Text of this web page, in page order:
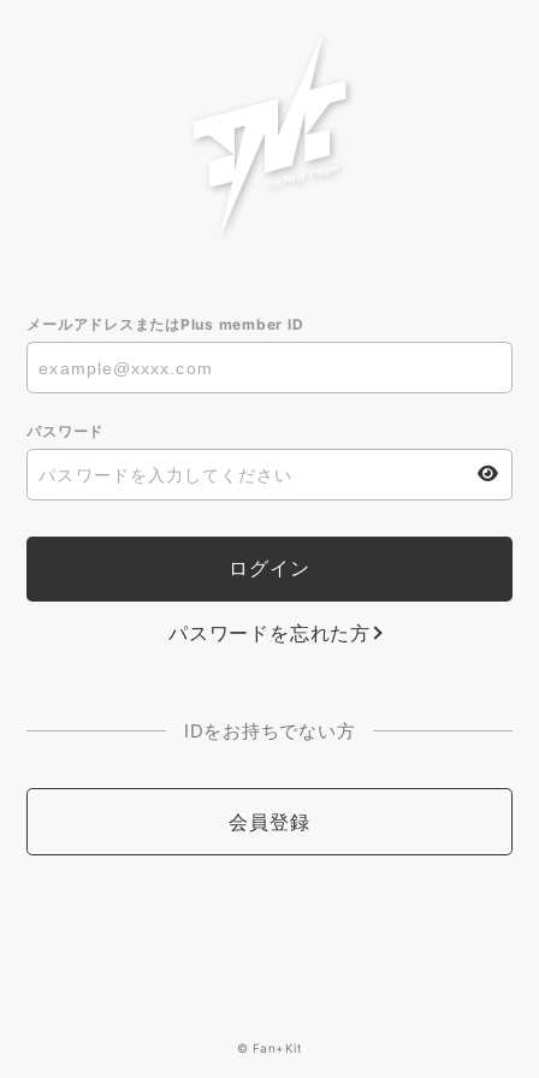
メールアドレスまたはPlus member ID
パスワード
パスワードを忘れた方
IDをお持ちでない方
会員登録
© Fan+Kit